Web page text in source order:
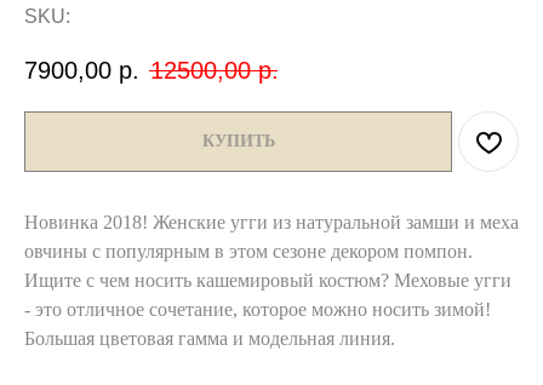
SKU:
7900,00 р. 12500,00 р.
КУПИТЬ
Новинка 2018! Женские угги из натуральной замши и меха
овчины с популярным в этом сезоне декором помпон.
Ищите с чем носить кашемировый костюм? Меховые угги
- это отличное сочетание, которое можно носить зимой!
Большая цветовая гамма и модельная линия.